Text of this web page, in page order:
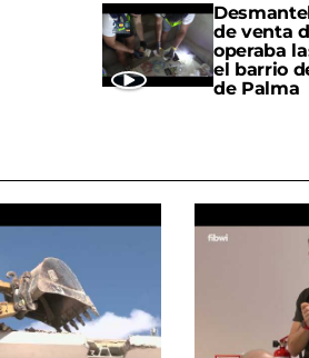
de venta
operaba
el barrio
de Palma